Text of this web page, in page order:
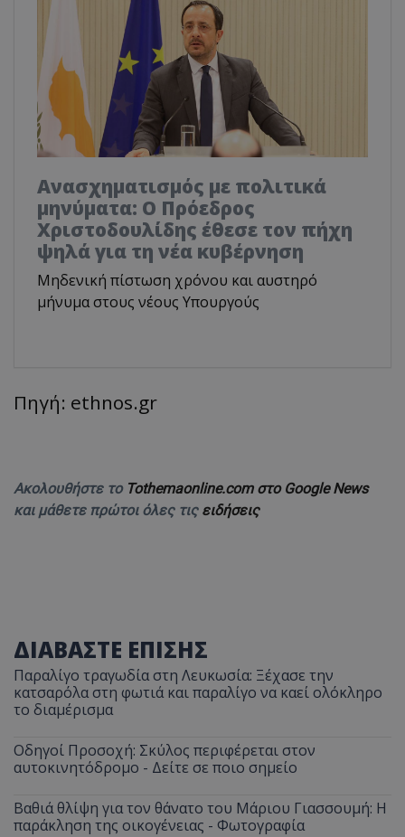
Ανασχηματισμός με πολιτικά
μηνύματα: Ο Πρόεδρος
Χριστοδουλίδης έθεσε τον πήχη
ψηλά για τη νέα κυβέρνηση
Μηδενική πίστωση χρόνου και αυστηρό
μήνυμα στους νέους Υπουργούς
Πηγή: ethnos.gr
Ακολουθήστε το Tothemaonline.com στο Google News
και μάθετε πρώτοι όλες τις ειδήσεις
ΔΙΑΒΑΣΤΕ ΕΠΙΣΗΣ
Παραλίγο τραγωδία στη Λευκωσία: Ξέχασε την
κατσαρόλα στη φωτιά και παραλίγο να καεί ολόκληρο
το διαμέρισμα
Οδηγοί Προσοχή: Σκύλος περιφέρεται στον
αυτοκινητόδρομο - Δείτε σε ποιο σημείο
Βαθιά θλίψη για τον θάνατο του Μάριου Γιασσουμή: Η
παράκληση της οικογένειας - Φωτογραφία